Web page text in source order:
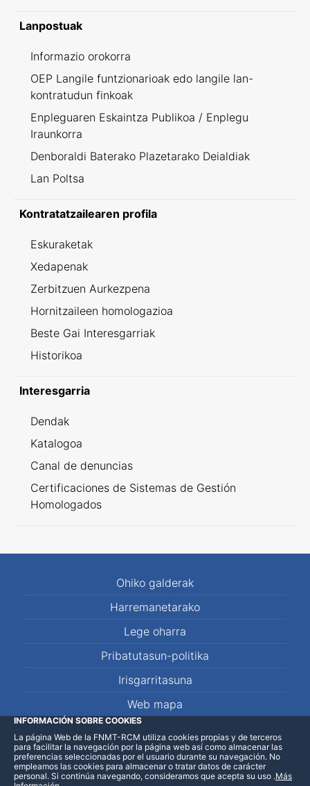
Lanpostuak
Informazio orokorra
OEP Langile funtzionarioak edo langile lan-
kontratudun finkoak
Enpleguaren Eskaintza Publikoa / Enplegu
Iraunkorra
Denboraldi Baterako Plazetarako Deialdiak
Lan Poltsa
Kontratatzailearen profila
Eskuraketak
Xedapenak
Zerbitzuen Aurkezpena
Hornitzaileen homologazioa
Beste Gai Interesgarriak
Historikoa
Interesgarria
Dendak
Katalogoa
Canal de denuncias
Certificaciones de Sistemas de Gestión
Homologados
Ohiko galderak
Harremanetarako
Lege oharra
Pribatutasun-politika
Irisgarritasuna
Web mapa
LinkedInFacebookWhatsApp
INFORMACIÓN SOBRE COOKIES
La página Web de la FNMT-RCM utiliza cookies propias y de terceros
para facilitar la navegación por la página web así como almacenar las
preferencias seleccionadas por el usuario durante su navegación. No
empleamos las cookies para almacenar o tratar datos de carácter
personal. Si continúa navegando, consideramos que acepta su uso .Más